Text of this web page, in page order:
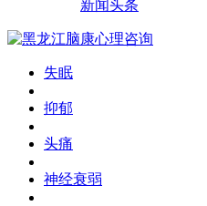
新闻头条
失眠
抑郁
头痛
神经衰弱